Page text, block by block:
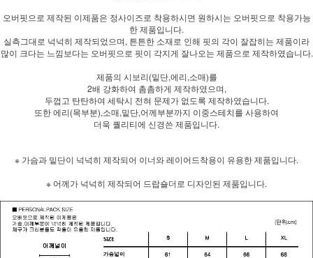
오버핏으로 제작된 이제품은 정사이즈로 착용하시면 원하시는 오버핏으로 착용가능
한 제품입니다.
실측그대로 넉넉히 제작되었으며, 튼튼한 소재로 인해 핏의 각이 잘잡히는 제품이라
많이 크다는 느낌보다는 오버핏으로 핏이 각지게 잘나오는 제품으로 제작하였습니다.
제품의 시보리(밑단,에리,소매)를
2배 강화하여 촘촘하게 제작하였으며,
두껍고 탄탄하여 세탁시 전혀 문제가 없도록 제작하였습니다.
또한 에리(목부분),소매,밑단,어께부분까지 이중스테치를 사용하여
더욱 퀄리티에 신경쓴 제품입니다.
※ 가슴과 밑단이 넉넉히 제작되어 이너와 레이어드착용이 유용한 제품입니다.
※ 어께가 넉넉히 제작되어 드랍숄더로 디자인된 제품입니다.